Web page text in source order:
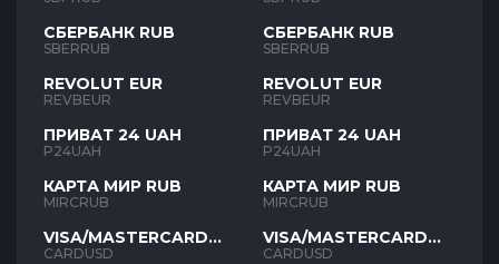
СБЕРБАНК RUB
SBERRUB
REVOLUT EUR
REVBEUR
ПРИВАТ 24 UAH
P24UAH
КАРТА МИР RUB
MIRCRUB
VISA/MASTERCARD
USD
CARDUSD
СБЕРБАНК RUB
SBERRUB
REVOLUT EUR
REVBEUR
ПРИВАТ 24 UAH
P24UAH
КАРТА МИР RUB
MIRCRUB
VISA/MASTERCARD
USD
CARDUSD